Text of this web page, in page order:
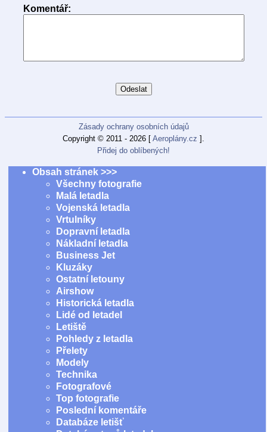
Komentář:
Zásady ochrany osobních údajů
Copyright © 2011 - 2026 [ Aeroplány.cz ].
Přidej do oblíbených!
Obsah stránek >>>
Všechny fotografie
Malá letadla
Vojenská letadla
Vrtulníky
Dopravní letadla
Nákladní letadla
Business Jet
Kluzáky
Ostatní letouny
Airshow
Historická letadla
Lidé od letadel
Letiště
Pohledy z letadla
Přelety
Modely
Technika
Fotografové
Top fotografie
Poslední komentáře
Databáze letišť